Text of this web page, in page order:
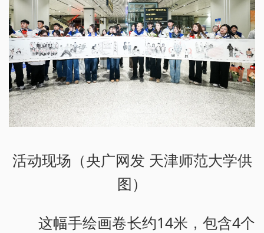
活动现场（央广网发 天津师范大学供
图）
这幅手绘画卷长约14米，包含4个